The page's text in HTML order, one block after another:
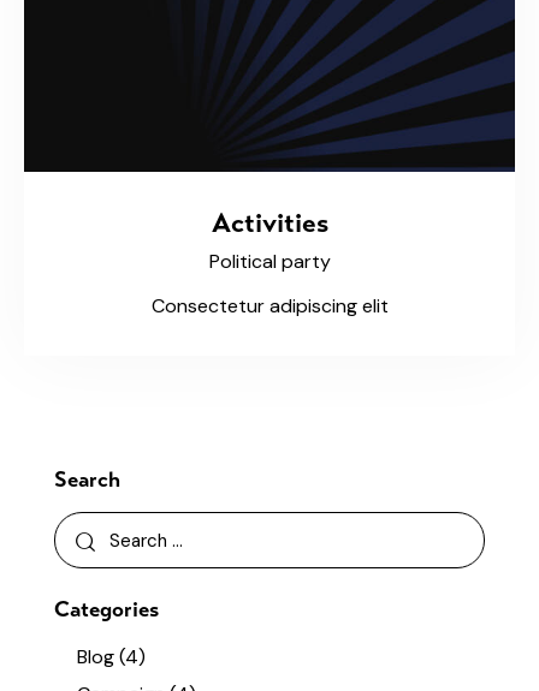
Activities
Political party
Consectetur adipiscing elit
Search
Categories
Blog(4)